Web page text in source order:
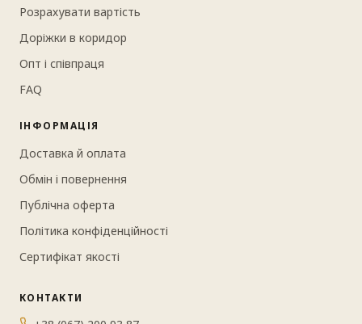
Розрахувати вартість
Доріжки в коридор
Опт і співпраця
FAQ
ІНФОРМАЦІЯ
Доставка й оплата
Обмін і повернення
Публічна оферта
Політика конфіденційності
Сертифікат якості
КОНТАКТИ